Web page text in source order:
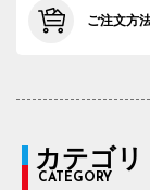
ご注文方
カテゴリ
CATEGORY